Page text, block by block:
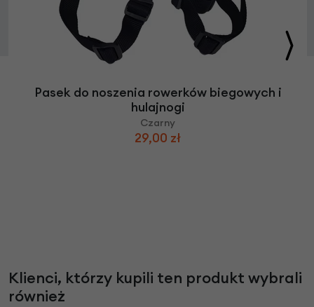
Pasek do noszenia rowerków biegowych i
hulajnogi
Czarny
29,00 zł
Klienci, którzy kupili ten produkt wybrali
również